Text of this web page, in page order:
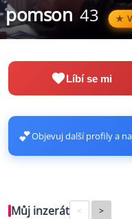
pomson 43
Líbí se mi
💕Objevuj další profily a
Můj inzerát < >